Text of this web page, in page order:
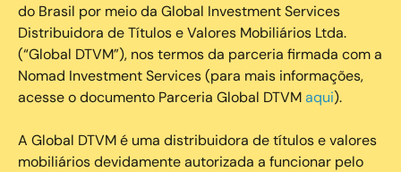
do Brasil por meio da Global Investment Services
Distribuidora de Títulos e Valores Mobiliários Ltda.
(“Global DTVM”), nos termos da parceria firmada com a
Nomad Investment Services (para mais informações,
acesse o documento Parceria Global DTVMaqui).
A Global DTVM é uma distribuidora de títulos e valores
mobiliários devidamente autorizada a funcionar pelo